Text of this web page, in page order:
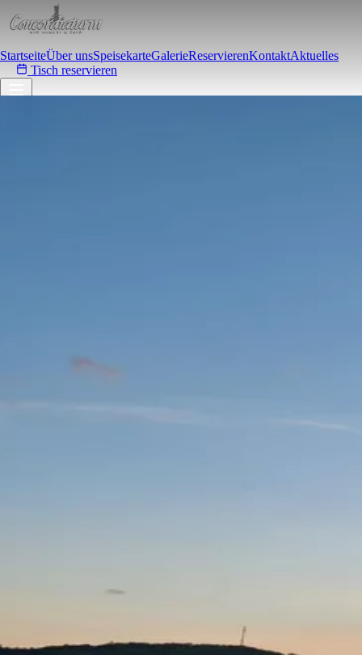
StartseiteÜber unsSpeisekarteGalerieReservierenKontaktAktuelles
Tisch reservieren